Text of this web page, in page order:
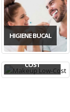
HIGIENE BUCAL
MAKEUP LOW-
COST